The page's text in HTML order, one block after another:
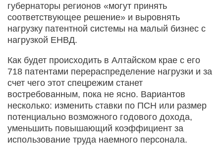
губернаторы регионов «могут принять
соответствующее решение» и выровнять
нагрузку патентной системы на малый бизнес с
нагрузкой ЕНВД.
Как будет происходить в Алтайском крае с его
718 патентами перераспределение нагрузки и за
счет чего этот спецрежим станет
востребованным, пока не ясно. Вариантов
несколько: изменить ставки по ПСН или размер
потенциально возможного годового дохода,
уменьшить повышающий коэффициент за
использование труда наемного персонала.